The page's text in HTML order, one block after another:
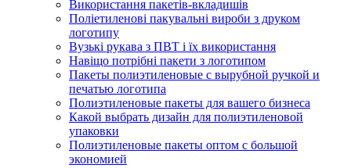
Використання пакетів-вкладишів
Поліетиленові пакувальні вироби з друком
логотипу
Вузькі рукава з ПВТ і їх використання
Навіщо потрібні пакети з логотипом
Пакеты полиэтиленовые с вырубной ручкой и
печатью логотипа
Полиэтиленовые пакеты для вашего бизнеса
Какой выбрать дизайн для полиэтиленовой
упаковки
Полиэтиленовые пакеты оптом с большой
экономией